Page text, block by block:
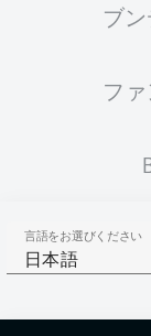
ブ
フ
言語をお選びください
日本語
0 %